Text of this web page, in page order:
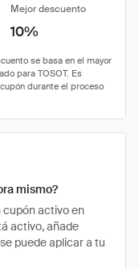
Mejor descuento
10%
mismo?
activo en
activo, añade
puede aplicar a tu